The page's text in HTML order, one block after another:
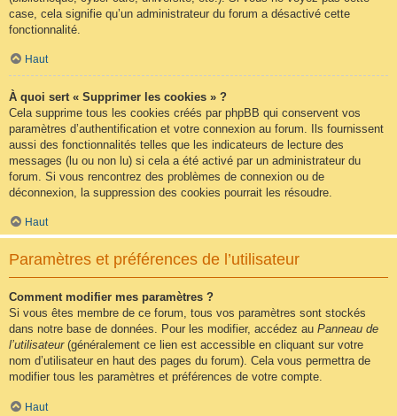
case, cela signifie qu’un administrateur du forum a désactivé cette
fonctionnalité.
Haut
À quoi sert « Supprimer les cookies » ?
Cela supprime tous les cookies créés par phpBB qui conservent vos
paramètres d’authentification et votre connexion au forum. Ils fournissent
aussi des fonctionnalités telles que les indicateurs de lecture des
messages (lu ou non lu) si cela a été activé par un administrateur du
forum. Si vous rencontrez des problèmes de connexion ou de
déconnexion, la suppression des cookies pourrait les résoudre.
Haut
Paramètres et préférences de l’utilisateur
Comment modifier mes paramètres ?
Si vous êtes membre de ce forum, tous vos paramètres sont stockés
dans notre base de données. Pour les modifier, accédez au Panneau de
l’utilisateur(généralement ce lien est accessible en cliquant sur votre
nom d’utilisateur en haut des pages du forum). Cela vous permettra de
modifier tous les paramètres et préférences de votre compte.
Haut